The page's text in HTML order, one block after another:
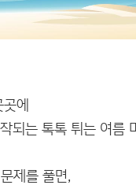
에
되는 톡톡 튀는 여름
제를 풀면,